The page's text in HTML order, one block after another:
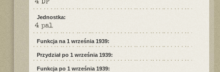
4 DP
Jednostka:
4 pal
Funkcja na 1 września 1939:
Przydział po 1 września 1939:
Funkcja po 1 września 1939: